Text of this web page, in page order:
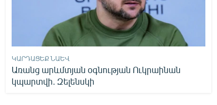
ՀԵՏԵՎԵՔ ՄԵԶ
ԿԱՐԴԱՑԵՔ ՆԱԵՎ
Առանց արևմտյան օգնության Ուկրաինան
կպարտվի. Զելենսկի